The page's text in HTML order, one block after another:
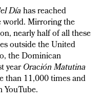
Díahas reached
world. Mirroring the
nearly half of all these
outside the United
the Dominican
yearOración Matutina
than 11,000 times and
YouTube.